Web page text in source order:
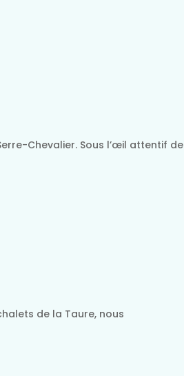
Chevalier. Sous l’œil attentif de
de la Taure, nous